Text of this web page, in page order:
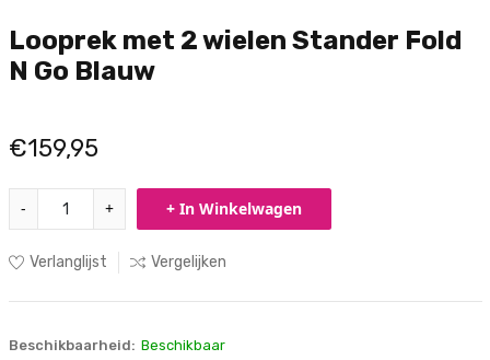
Looprek met 2 wielen Stander Fold
N Go Blauw
€159,95
- + + In Winkelwagen
Verlanglijst Vergelijken
Beschikbaarheid: Beschikbaar